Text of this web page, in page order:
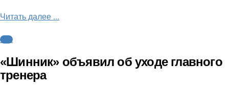
Читать далее ...
ФНЛ
«Шинник» объявил об уходе главного
тренера